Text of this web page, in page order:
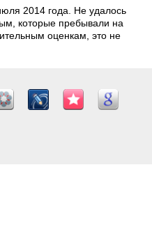
2014 года. Не удалось
которые пребывали на
оценкам, это не